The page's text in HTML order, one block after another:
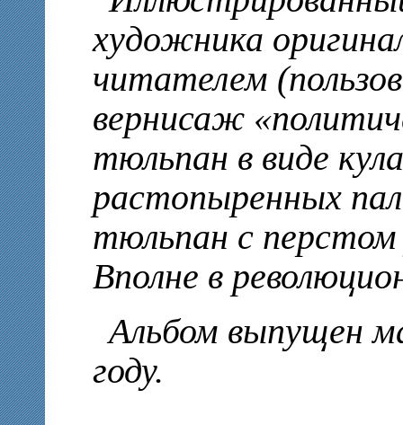
художника
читателем
вернисаж
тюльпан в виде
растопыренных
тюльпан с
Вполне в
Альбом выпущен
году.